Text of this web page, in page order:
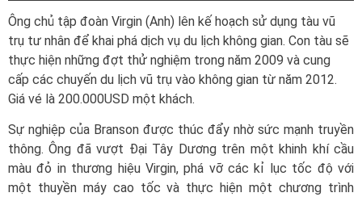
Ông chủ tập đoàn Virgin (Anh) lên kế hoạch sử dụng tàu vũ
trụ tư nhân để khai phá dịch vụ du lịch không gian. Con tàu sẽ
thực hiện những đợt thử nghiệm trong năm 2009 và cung
cấp các chuyến du lịch vũ trụ vào không gian từ năm 2012.
Giá vé là 200.000USD một khách.
Sự nghiệp của Branson được thúc đẩy nhờ sức mạnh truyền
thông. Ông đã vượt Đại Tây Dương trên một khinh khí cầu
màu đỏ in thương hiệu Virgin, phá vỡ các kỉ lục tốc độ với
một thuyền máy cao tốc và thực hiện một chương trình